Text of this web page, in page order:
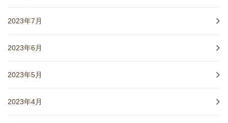
2023年7月
2023年6月
2023年5月
2023年4月